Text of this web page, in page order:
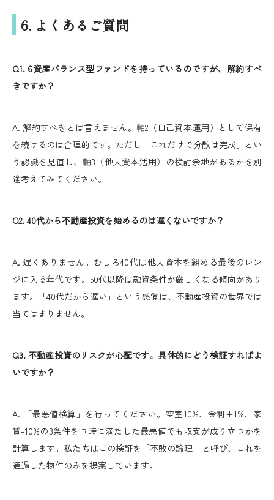
6. よくあるご質問
Q1. 6資産バランス型ファンドを持っているのですが、解約すべ
きですか？
A. 解約すべきとは言えません。軸2（自己資本運用）として保有
を続けるのは合理的です。ただし「これだけで分散は完成」とい
う認識を見直し、軸3（他人資本活用）の検討余地があるかを別
途考えてみてください。
Q2. 40代から不動産投資を始めるのは遅くないですか？
A. 遅くありません。むしろ40代は他人資本を組める最後のレン
ジに入る年代です。50代以降は融資条件が厳しくなる傾向があり
ます。「40代だから遅い」という感覚は、不動産投資の世界では
当てはまりません。
Q3. 不動産投資のリスクが心配です。具体的にどう検証すればよ
いですか？
A. 「最悪値検算」を行ってください。空室10%、金利+1%、家
賃-10%の3条件を同時に満たした最悪値でも収支が成り立つかを
計算します。私たちはこの検証を「不敗の論理」と呼び、これを
通過した物件のみを提案しています。